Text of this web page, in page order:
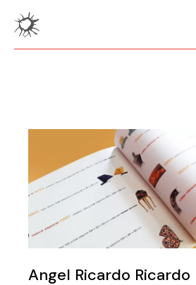
Angel Ricardo Ricardo